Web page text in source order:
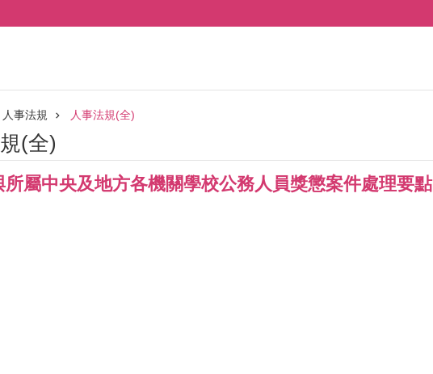
人事法規 人事法規(全)
(全)
所屬中央及地方各機關學校公務人員獎懲案件處理要點